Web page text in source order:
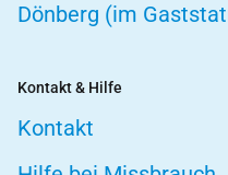
Dönberg (im
Kontakt & Hilfe
Kontakt